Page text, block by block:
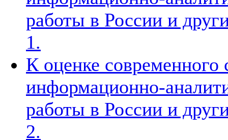
работы в России и
1.
К оценке современного
информационно-
работы в России и
2.